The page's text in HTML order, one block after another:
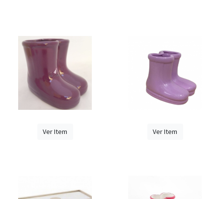
Ver Item Ver Item